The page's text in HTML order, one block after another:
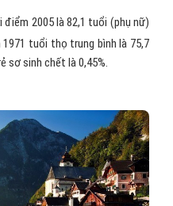
điểm 2005 là 82,1 tuổi (phụ nữ)
tuổi thọ trung bình là 75,7
sơ sinh chết là 0,45%.